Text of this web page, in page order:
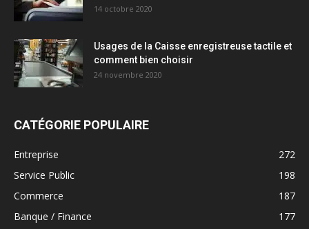
14 octobre 2020
Usages de la Caisse enregistreuse tactile et
comment bien choisir
24 novembre 2020
CATÉGORIE POPULAIRE
Entreprise
272
Service Public
198
Commerce
187
Banque / Finance
177